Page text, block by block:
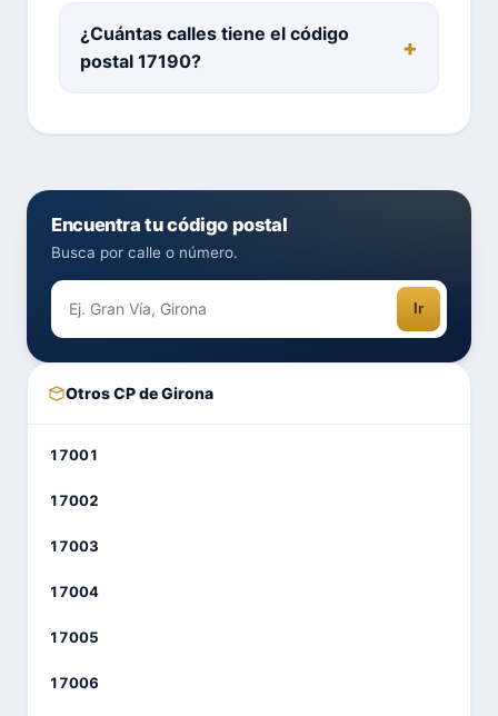
¿Cuántas calles tiene el código
postal 17190?
Encuentra tu código postal
Busca por calle o número.
Ir
Otros CP de Girona
17001
17002
17003
17004
17005
17006